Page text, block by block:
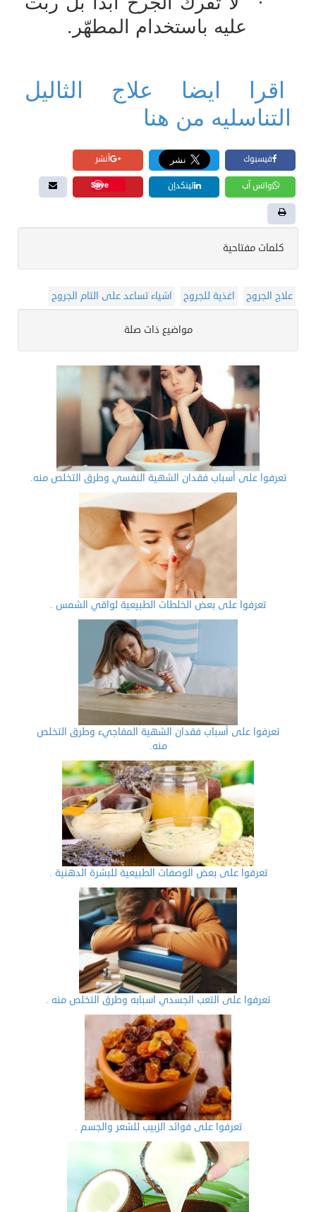
عليه باستخدام المطهّر .
اقرا ايضا علاج الثاليل
التناسليه من هنا
فيسبوك أنشر
واتس آب لينكدإن Save
كلمات مفتاحية
علاج الجروح اغذية للجروح اشياء تساعد على التام الجروح
مواضيع ذات صلة
تعرفوا على أسباب فقدان الشهية النفسي وطرق التخلص منه.
تعرفوا على بعض الخلطات الطبيعية لواقي الشمس .
تعرفوا على أسباب فقدان الشهية المفاجيء وطرق التخلص
منه.
تعرفوا على بعض الوصفات الطبيعية للبشرة الدهنية .
تعرفوا على التعب الجسدي اسبابه وطرق التخلص منه .
تعرفوا على فوائد الزبيب للشعر والجسم .